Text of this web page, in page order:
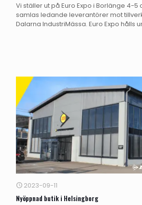
Vi ställer ut på Euro Expo i Borlänge 4-
samlas ledande leverantörer mot
Dalarna IndustriMässa. Euro Expo hålls
2023-09-11
Nyöppnad butik i Helsingborg